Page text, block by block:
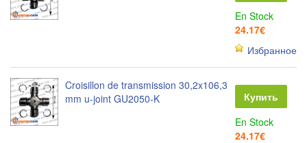
En Stock
24.17€
Избранное
Croisillon de transmission 30,2x106,3
mm u-joint GU2050-K
Купить
En Stock
24.17€